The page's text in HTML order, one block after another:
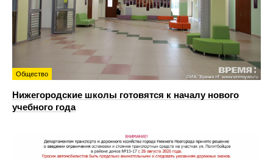
Общество
Нижегородские школы готовятся к началу нового
учебного года